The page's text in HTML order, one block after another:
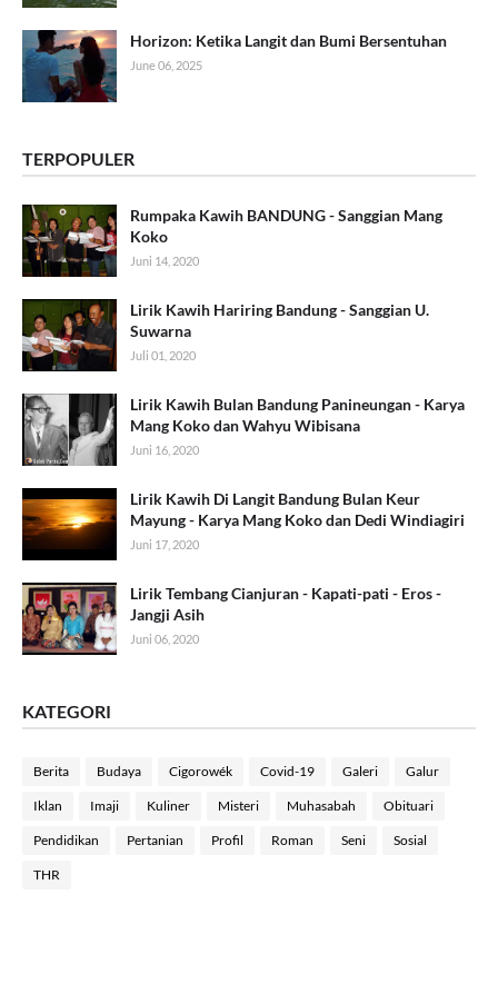
Horizon: Ketika Langit dan Bumi Bersentuhan
June 06, 2025
TERPOPULER
Rumpaka Kawih BANDUNG - Sanggian Mang
Koko
Juni 14, 2020
Lirik Kawih Hariring Bandung - Sanggian U.
Suwarna
Juli 01, 2020
Lirik Kawih Bulan Bandung Panineungan - Karya
Mang Koko dan Wahyu Wibisana
Juni 16, 2020
Lirik Kawih Di Langit Bandung Bulan Keur
Mayung - Karya Mang Koko dan Dedi Windiagiri
Juni 17, 2020
Lirik Tembang Cianjuran - Kapati-pati - Eros -
Jangji Asih
Juni 06, 2020
KATEGORI
Berita Budaya Cigorowék Covid-19 Galeri Galur
Iklan Imaji Kuliner Misteri Muhasabah Obituari
Pendidikan Pertanian Profil Roman Seni Sosial
THR